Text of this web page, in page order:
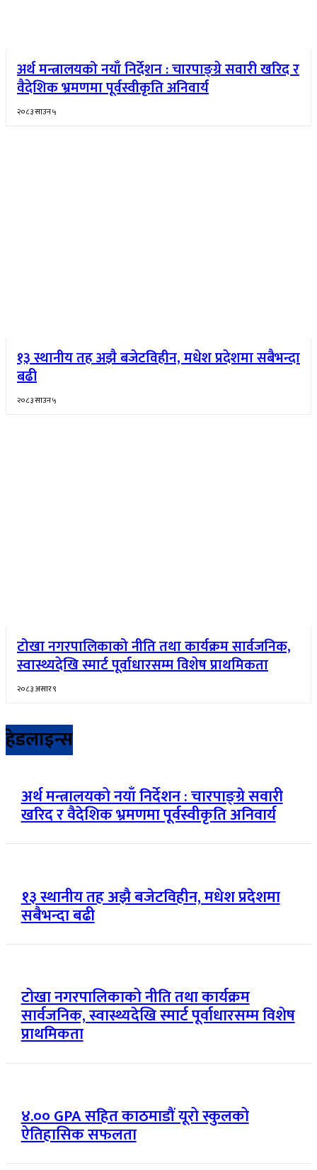
अर्थ मन्त्रालयको नयाँ निर्देशन : चारपाङ्ग्रे सवारी खरिद र
वैदेशिक भ्रमणमा पूर्वस्वीकृति अनिवार्य
२०८३ साउन ५
१३ स्थानीय तह अझै बजेटविहीन, मधेश प्रदेशमा सबैभन्दा
बढी
२०८३ साउन ५
टोखा नगरपालिकाको नीति तथा कार्यक्रम सार्वजनिक,
स्वास्थ्यदेखि स्मार्ट पूर्वाधारसम्म विशेष प्राथमिकता
२०८३ असार ९
हेडलाइन्स
अर्थ मन्त्रालयको नयाँ निर्देशन : चारपाङ्ग्रे सवारी
खरिद र वैदेशिक भ्रमणमा पूर्वस्वीकृति अनिवार्य
१३ स्थानीय तह अझै बजेटविहीन, मधेश प्रदेशमा
सबैभन्दा बढी
टोखा नगरपालिकाको नीति तथा कार्यक्रम
सार्वजनिक, स्वास्थ्यदेखि स्मार्ट पूर्वाधारसम्म विशेष
प्राथमिकता
४.०० GPA सहित काठमाडौं यूरो स्कुलको
ऐतिहासिक सफलता